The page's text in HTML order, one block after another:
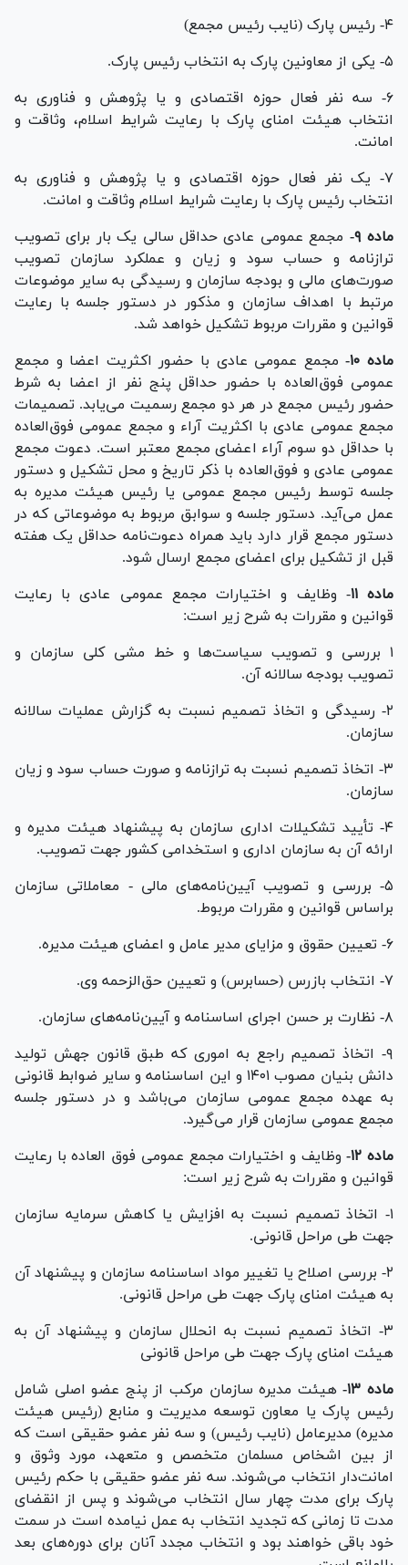
۴- رئیس پارک (نایب رئیس مجمع)
۵- یکی از معاونین پارک به انتخاب رئیس پارک.
۶- سه نفر فعال حوزه اقتصادی و یا پژوهش و فناوری به
انتخاب هیئت امنای پارک با رعایت شرایط اسلام، وثاقت و
امانت.
۷- یک نفر فعال حوزه اقتصادی و یا پژوهش و فناوری به
انتخاب رئیس پارک با رعایت شرایط اسلام وثاقت و امانت.
ماده ۹-
مجمع عمومی عادی حداقل سالی یک بار برای تصویب
ترازنامه و حساب سود و زیان و عملکرد سازمان تصویب
صورت‌های مالی و بودجه سازمان و رسیدگی به سایر موضوعات
مرتبط با اهداف سازمان و مذکور در دستور جلسه با رعایت
قوانین و مقررات مربوط تشکیل خواهد شد.
ماده ۱۰-
مجمع عمومی عادی با حضور اکثریت اعضا و مجمع
عمومی فوق‌العاده با حضور حداقل پنج نفر از اعضا به شرط
حضور رئیس مجمع در هر دو مجمع رسمیت می‌یابد. تصمیمات
مجمع عمومی عادی با اکثریت آراء و مجمع عمومی فوق‌العاده
با حداقل دو سوم آراء اعضای مجمع معتبر است. دعوت مجمع
عمومی عادی و فوق‌العاده با ذکر تاریخ و محل تشکیل و دستور
جلسه توسط رئیس مجمع عمومی یا رئیس هیئت مدیره به
عمل می‌آید. دستور جلسه و سوابق مربوط به موضوعاتی که در
دستور مجمع قرار دارد باید همراه دعوت‌نامه حداقل یک هفته
قبل از تشکیل برای اعضای مجمع ارسال شود.
ماده ۱۱ - وظایف و اختیارات مجمع عمومی عادی با رعایت
قوانین و مقررات به شرح زیر است:
۱ بررسی و تصویب سیاست‌ها و خط مشی کلی سازمان و
تصویب بودجه سالانه آن.
۲- رسیدگی و اتخاذ تصمیم نسبت به گزارش عملیات سالانه
سازمان.
۳- اتخاذ تصمیم نسبت به ترازنامه و صورت حساب سود و زیان
سازمان.
۴- تأیید تشکیلات اداری سازمان به پیشنهاد هیئت مدیره و
ارائه آن به سازمان اداری و استخدامی کشور جهت تصویب.
۵- بررسی و تصویب آیین‌نامه‌های مالی - معاملاتی سازمان
براساس قوانین و مقررات مربوط.
۶- تعیین حقوق و مزایای مدیر عامل و اعضای هیئت مدیره.
۷- انتخاب بازرس (حسابرس) و تعیین حق‌الزحمه وی.
۸- نظارت بر حسن اجرای اساسنامه و آیین‌نامه‌های سازمان.
۹- اتخاذ تصمیم راجع به اموری که طبق قانون جهش تولید
دانش بنیان مصوب ۱۴۰۱ و این اساسنامه و سایر ضوابط قانونی
به عهده مجمع عمومی سازمان می‌باشد و در دستور جلسه
مجمع عمومی سازمان قرار می‌گیرد.
ماده ۱۲-
وظایف و اختیارات مجمع عمومی فوق العاده با رعایت
قوانین و مقررات به شرح زیر است:
۱- اتخاذ تصمیم نسبت به افزایش یا کاهش سرمایه سازمان
جهت طی مراحل قانونی.
۲- بررسی اصلاح یا تغییر مواد اساسنامه سازمان و پیشنهاد آن
به هیئت امنای پارک جهت طی مراحل قانونی.
۳- اتخاذ تصمیم نسبت به انحلال سازمان و پیشنهاد آن به
هیئت امنای پارک جهت طی مراحل قانونی
ماده ۱۳-
هیئت مدیره سازمان مرکب از پنج عضو اصلی شامل
رئیس پارک یا معاون توسعه مدیریت و منابع (رئیس هیئت
مدیره) مدیرعامل (نایب رئیس) و سه نفر عضو حقیقی است که
از بین اشخاص مسلمان متخصص و متعهد، مورد وثوق و
امانت‌دار انتخاب می‌شوند. سه نفر عضو حقیقی با حکم رئیس
پارک برای مدت چهار سال انتخاب می‌شوند و پس از انقضای
مدت تا زمانی که تجدید انتخاب به عمل نیامده است در سمت
خود باقی خواهند بود و انتخاب مجدد آنان برای دوره‌های بعد